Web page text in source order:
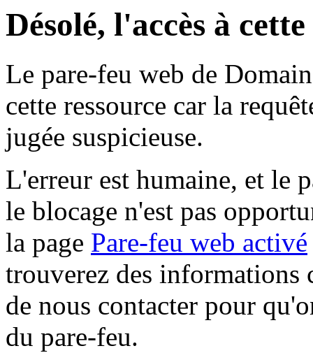
Désolé, l'accès à
Le pare-feu web de
cette ressource car la
jugée suspicieuse.
L'erreur est humaine, et le
le blocage n'est pas
la page Pare-feu web activé
trouverez des informations
de nous contacter pour
du pare-feu.